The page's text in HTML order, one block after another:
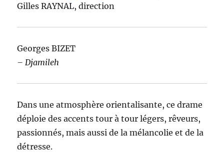
Gilles RAYNAL, direction
Georges BIZET
– Djamileh
Dans une atmosphère orientalisante, ce drame
déploie des accents tour à tour légers, rêveurs,
passionnés, mais aussi de la mélancolie et de la
détresse.